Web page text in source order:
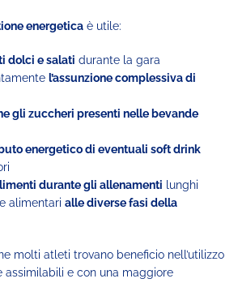
energetica è utile:
dolci e salati durante la gara
l’assunzione complessiva di
gli zuccheri presenti nelle bevande
energetico di eventuali soft drink
durante gli allenamenti lunghi
alimentari alle diverse fasi della
molti atleti trovano beneficio nell’utilizzo
e con una maggiore